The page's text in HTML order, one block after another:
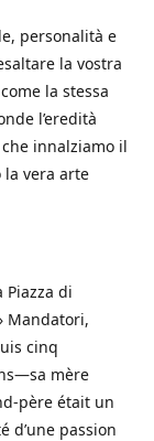
personalità e
la vostra
la stessa
l’eredità
innalziamo il
la vera arte
Piazza di
Mandatori,
cinq
mère
père était un
d’une passion